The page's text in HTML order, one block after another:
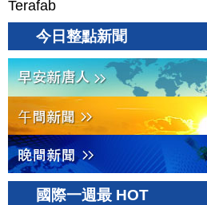
Terafab
今日整點新聞
國際一週最 HOT